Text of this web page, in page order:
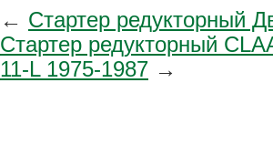
← Стартер редукторный
Стартер редукторный
11-L 1975-1987 →